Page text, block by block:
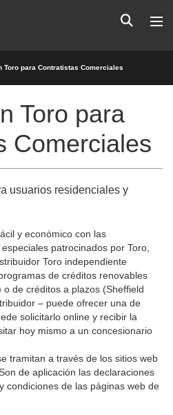
Toro para Contratistas Comerciales
Toro para
Comerciales
usuarios residenciales y
y económico con las
patrocinados por Toro,
Toro independiente
de créditos renovables
o de créditos a plazos (Sheffield
– puede ofrecer una de
solicitarlo online y recibir la
hoy mismo a un concesionario
tramitan a través de los sitios web
de aplicación las declaraciones
condiciones de las páginas web de